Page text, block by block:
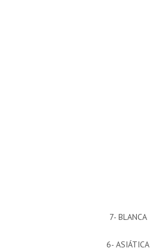
7- BLANCA
6- ASIÁTICA